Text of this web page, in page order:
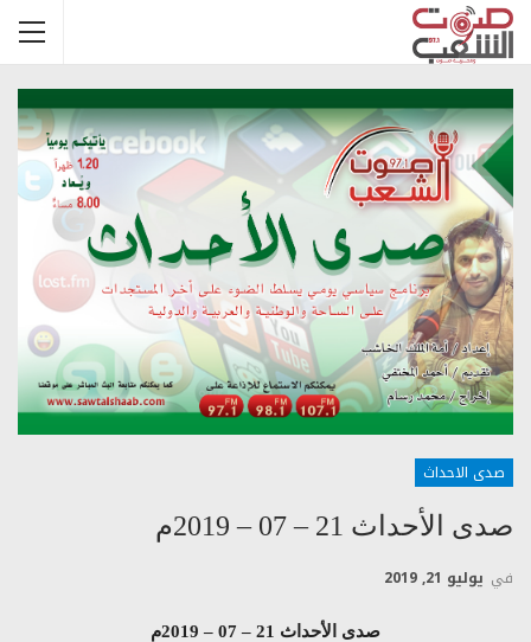
صدى الاحداث
صدى الأحداث 21 – 07 – 2019م
في يوليو 21, 2019
صدى الأحداث 21 – 07 – 2019م